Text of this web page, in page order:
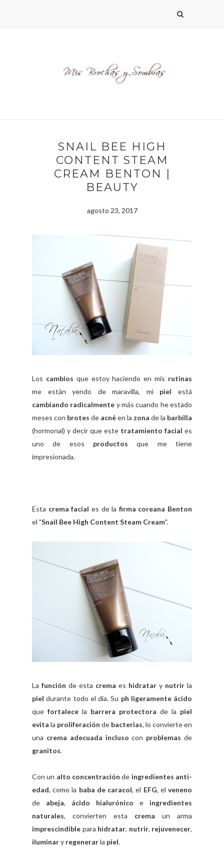
SNAIL BEE HIGH
CONTENT STEAM
CREAM BENTON |
BEAUTY
agosto 23, 2017
Los cambios que estoy haciendo en mis rutinas
me están yendo de maravilla, mipiel está
cambiando radicalmente y más cuando he estado
meses con brotes de acnéen la zona de la barbilla
(hormonal) y decir que este tratamiento facial es
uno de esos productos que me tiene
impresionada.
Esta crema facial es de la firma coreana Benton
el "Snail Bee High Content Steam Cream".
La función de esta crema es hidratar y nutrir la
pieldurante todo el día. Su ph ligeramente ácido
que fortalece la barrera protectora de la piel
evita la proliferación de bacterias, lo convierte en
una crema adecuada incluso con problemas de
granitos.
Con un alto concentración de ingredientes anti-
edad, como la baba de caracol, el EFG, elveneno
de abeja, ácido hialurónico e ingredientes
naturales, convierten esta crema un arma
imprescindible para hidratar, nutrir, rejuvenecer,
iluminary regenerarla piel.